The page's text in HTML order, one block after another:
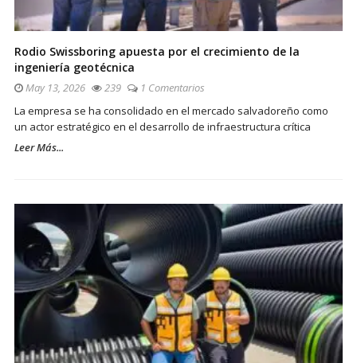
Rodio Swissboring apuesta por el crecimiento de la
ingeniería geotécnica
May 13, 2026 239
1 Comentarios
La empresa se ha consolidado en el mercado salvadoreño como
un actor estratégico en el desarrollo de infraestructura crítica
Leer Más...